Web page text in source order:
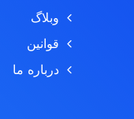
وبلاگ
قوانین
درباره ما